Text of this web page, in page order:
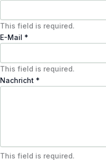
This field is required.
E-Mail *
This field is required.
Nachricht *
This field is required.